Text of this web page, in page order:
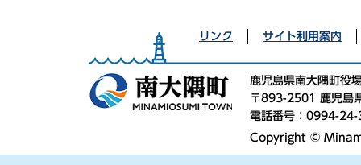
リンク サイト利用案内
鹿児島県南大隅町役
〒893-2501 鹿児島
電話番号：0994-
Copyright ©